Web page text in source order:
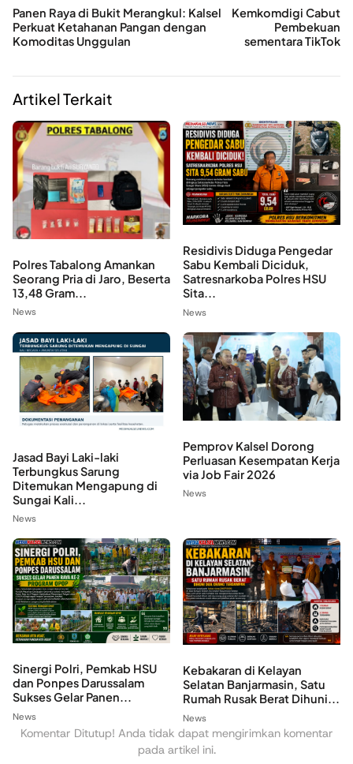
Panen Raya di Bukit Merangkul: Kalsel
Perkuat Ketahanan Pangan dengan
Komoditas Unggulan
Kemkomdigi Cabut
Pembekuan
sementara TikTok
Artikel Terkait
Polres Tabalong Amankan
Seorang Pria di Jaro, Beserta
13,48 Gram...
News
Residivis Diduga Pengedar
Sabu Kembali Diciduk,
Satresnarkoba Polres HSU
Sita...
News
Jasad Bayi Laki-laki
Terbungkus Sarung
Ditemukan Mengapung di
Sungai Kali...
News
Pemprov Kalsel Dorong
Perluasan Kesempatan Kerja
via Job Fair 2026
News
Sinergi Polri, Pemkab HSU
dan Ponpes Darussalam
Sukses Gelar Panen...
News
Kebakaran di Kelayan
Selatan Banjarmasin, Satu
Rumah Rusak Berat Dihuni...
News
Komentar Ditutup! Anda tidak dapat mengirimkan komentar
pada artikel ini.